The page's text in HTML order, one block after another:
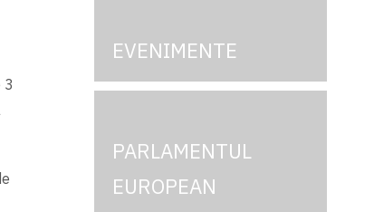
3
EVENIMENTE
PARLAMENTUL
EUROPEAN